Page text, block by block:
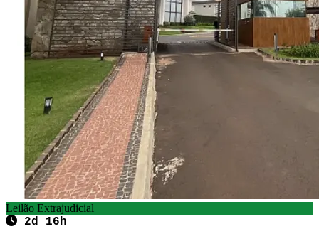
Leilão Extrajudicial
2d 16h